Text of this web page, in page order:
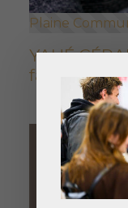
Plaine
YAHÉ
façonnée